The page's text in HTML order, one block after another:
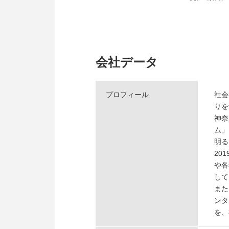
会社データ
プロフィール
社
り
神
ム
明
や
し
ま
ン
を